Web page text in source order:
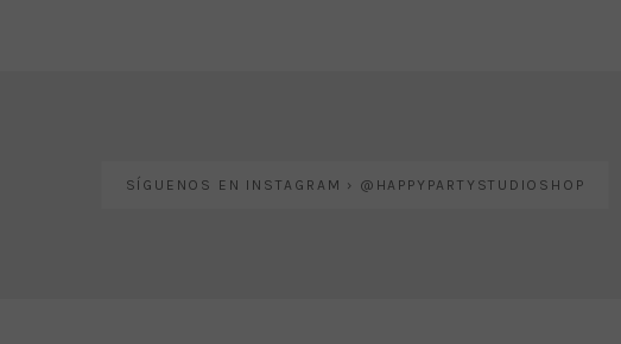
SÍGUENOS EN INSTAGRAM › @HAPPYPARTYSTUDIOSHOP